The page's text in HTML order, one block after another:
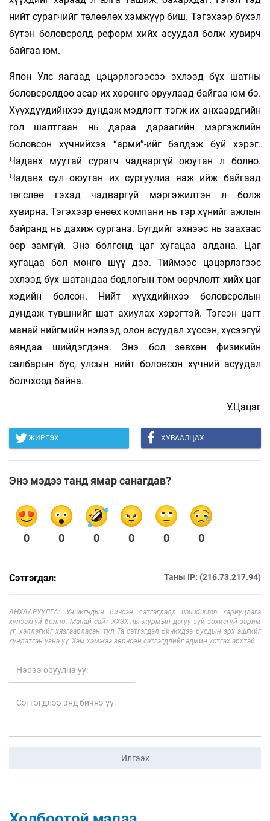
нийт сурагчийг төлөөлөх хэмжүүр биш. Тэгэхээр бүхэл
бүтэн боловсролд реформ хийх асуудал болж хувирч
байгаа юм.
Япон Улс яагаад цэцэрлэгээсээ эхлээд бүх шатны
боловсролдоо асар их хөрөнгө оруулаад байгаа юм бэ.
Хүүхдүүдийнхээ дундаж мэдлэгт тэгж их анхаардгийн
гол шалтгаан нь дараа дараагийн мэргэжлийн
боловсон хүчнийхээ “арми”-ийг бэлдэж буй хэрэг.
Чадавх муутай сурагч чадваргүй оюутан л болно.
Чадавх сул оюутан их сургуулиа яаж ийж байгаад
төгслөө гэхэд чадваргүй мэргэжилтэн л болж
хувирна. Тэгэхээр өнөөх компани нь тэр хүнийг ажлын
байранд нь дахиж сургана. Бүгдийг эхнээс нь заахаас
өөр замгүй. Энэ болгонд цаг хугацаа алдана. Цаг
хугацаа бол мөнгө шүү дээ. Тиймээс цэцэрлэгээс
эхлээд бүх шатандаа бодлогын том өөрчлөлт хийх цаг
хэдийн болсон. Нийт хүүхдийнхээ боловсролын
дундаж түвшнийг шат ахиулах хэрэгтэй. Тэгсэн цагт
манай нийгмийн нэлээд олон асуудал хүссэн, хүсээгүй
аяндаа шийдэгдэнэ. Энэ бол зөвхөн физикийн
салбарын бус, улсын нийт боловсон хүчний асуудал
болчхоод байна.
У.Цэцэг
ЖИРГЭХ ХУВААЛЦАХ
Энэ мэдээ танд ямар санагдав?
0 0 0 0 0 0
Сэтгэгдэл: Таны IP: (216.73.217.94)
АНХААРУУЛГА: Уншигчдын бичсэн сэтгэгдэлд unuudur.mn хариуцлага
хүлээхгүй болно. Манай сайт ХХЗХ-ны журмын дагуу зүй зохисгүй зарим
үг, хэллэгийг хязгаарласан тул Та сэтгэгдэл бичихдээ бусдын эрх ашгийг
хүндэтгэн үзнэ үү. Хэм хэмжээ зөрчсөн сэтгэгдлийг админ устгах эрхтэй.
Илгээх